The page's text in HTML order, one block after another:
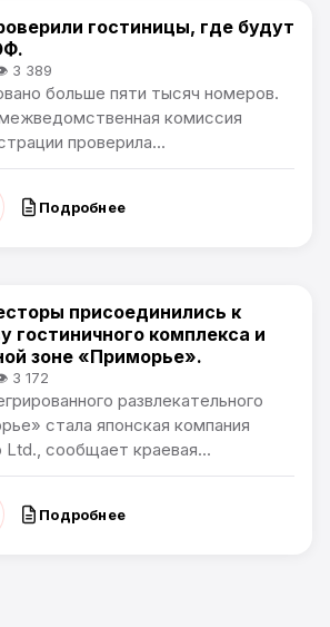
края гостиницы, где будут
3 389
больше пяти тысяч номеров.
комиссия
проверила...
Подробнее
краяприсоединились к
гостиничного комплекса и
зоне «Приморье».
3 172
развлекательного
стала японская компания
Ltd., сообщает краевая...
Подробнее